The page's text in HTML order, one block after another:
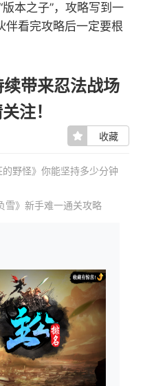
本之子”，攻略写到一
伴看完攻略后一定要根
带来忍法战场
注！
收藏
野怪》你能坚持多少分钟
雪》新手难一通关攻略